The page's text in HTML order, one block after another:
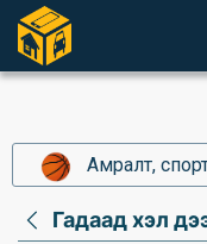
Амралт,
Гадаад хэл